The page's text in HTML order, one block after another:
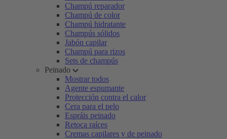
Champú reparador
Champú de color
Champú hidratante
Champús sólidos
Jabón capilar
Champú para rizos
Sets de champús
Peinado
Mostrar todos
Agente espumante
Protección contra el calor
Cera para el pelo
Espráis peinado
Retoca raíces
Cremas capilares y de peinado